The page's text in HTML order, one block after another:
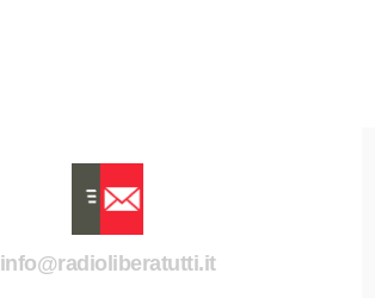
info@radioliberatutti.it